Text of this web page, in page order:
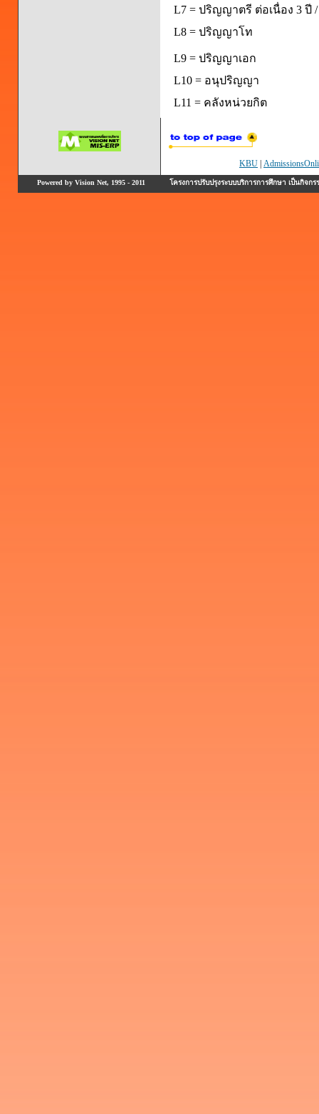
L7 = ปริญญาตรี ต่อเนื่อง 3 ปี
L8 = ปริญญาโท
L9 = ปริญญาเอก
L10 = อนุปริญญา
L11 = คลังหน่วยกิต
KBU
Powered by Vision Net, 1995 - 2011 โครงการปรับปรุงระบบบริการการศึกษา เป็นกิ